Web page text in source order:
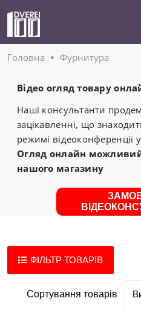
Головнa Фурнитура
Відео огляд товару
Наші консультанти
зацікавленні, що
режимі відеоконференції
Огляд онлайн
нашого магазину
ФІЛЬТР ТОВАРІВ
Сортування товарів